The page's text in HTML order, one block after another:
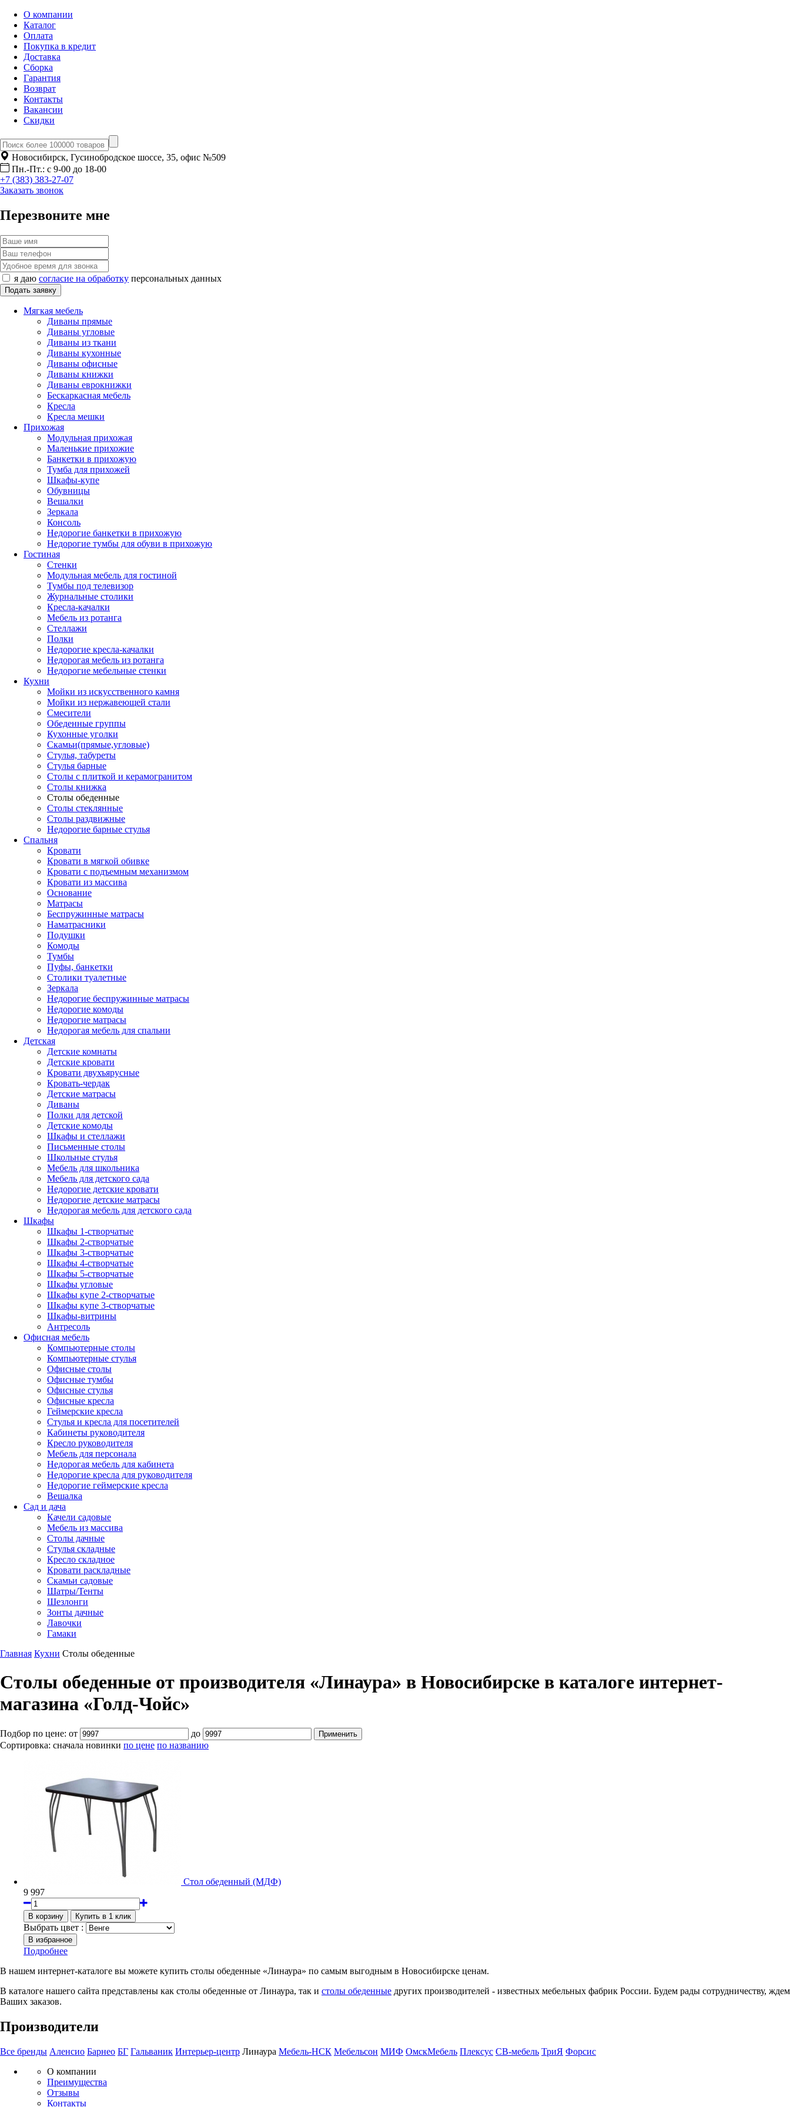
О компании
Каталог
Оплата
Покупка в кредит
Доставка
Сборка
Гарантия
Возврат
Контакты
Вакансии
Скидки
Новосибирск, Гусинобродское шоссе, 35, офис №509
Пн.-Пт.: с 9-00 до 18-00
+7 (383) 383-27-07
Заказать звонок
Перезвоните мне
я даю согласие на обработку персональных данных
Мягкая мебель
Диваны прямые
Диваны угловые
Диваны из ткани
Диваны кухонные
Диваны офисные
Диваны книжки
Диваны еврокнижки
Бескаркасная мебель
Кресла
Кресла мешки
Прихожая
Модульная прихожая
Маленькие прихожие
Банкетки в прихожую
Тумба для прихожей
Шкафы-купе
Обувницы
Вешалки
Зеркала
Консоль
Недорогие банкетки в прихожую
Недорогие тумбы для обуви в прихожую
Гостиная
Стенки
Модульная мебель для гостиной
Тумбы под телевизор
Журнальные столики
Кресла-качалки
Мебель из ротанга
Стеллажи
Полки
Недорогие кресла-качалки
Недорогая мебель из ротанга
Недорогие мебельные стенки
Кухни
Мойки из искусственного камня
Мойки из нержавеющей стали
Смесители
Обеденные группы
Кухонные уголки
Скамьи(прямые,угловые)
Стулья, табуреты
Стулья барные
Столы с плиткой и керамогранитом
Столы книжка
Столы обеденные
Столы стеклянные
Столы раздвижные
Недорогие барные стулья
Спальня
Кровати
Кровати в мягкой обивке
Кровати с подъемным механизмом
Кровати из массива
Основание
Матрасы
Беспружинные матрасы
Наматрасники
Подушки
Комоды
Тумбы
Пуфы, банкетки
Столики туалетные
Зеркала
Недорогие беспружинные матрасы
Недорогие комоды
Недорогие матрасы
Недорогая мебель для спальни
Детская
Детские комнаты
Детские кровати
Кровати двухъярусные
Кровать-чердак
Детские матрасы
Диваны
Полки для детской
Детские комоды
Шкафы и стеллажи
Письменные столы
Школьные стулья
Мебель для школьника
Мебель для детского сада
Недорогие детские кровати
Недорогие детские матрасы
Недорогая мебель для детского сада
Шкафы
Шкафы 1-створчатые
Шкафы 2-створчатые
Шкафы 3-створчатые
Шкафы 4-створчатые
Шкафы 5-створчатые
Шкафы угловые
Шкафы купе 2-створчатые
Шкафы купе 3-створчатые
Шкафы-витрины
Антресоль
Офисная мебель
Компьютерные столы
Компьютерные стулья
Офисные столы
Офисные тумбы
Офисные стулья
Офисные кресла
Геймерские кресла
Стулья и кресла для посетителей
Кабинеты руководителя
Кресло руководителя
Мебель для персонала
Недорогая мебель для кабинета
Недорогие кресла для руководителя
Недорогие геймерские кресла
Вешалка
Сад и дача
Качели садовые
Мебель из массива
Столы дачные
Стулья складные
Кресло складное
Кровати раскладные
Скамьи садовые
Шатры/Тенты
Шезлонги
Зонты дачные
Лавочки
Гамаки
Главная Кухни Столы обеденные
Столы обеденные от производителя «Линаура» в Новосибирске в каталоге интернет-
магазина «Голд-Чойс»
Подбор по цене: от
до
Сортировка: сначала новинки по цене по названию
Стол обеденный (МДФ)
9 997
Выбрать цвет :
Подробнее
В нашем интернет-каталоге вы можете купить столы обеденные «Линаура» по самым выгодным в Новосибирске ценам.
В каталоге нашего сайта представлены как столы обеденные от Линаура, так и столы обеденные других производителей - известных мебельных фабрик России. Будем рады сотрудничеству, ждем
Ваших заказов.
Производители
Все бренды Аленсио Барнео БГ Гальваник Интерьер-центр Линаура Мебель-НСК Мебельсон МИФ ОмскМебель Плексус СВ-мебель ТриЯ Форсис
О компании
Преимущества
Отзывы
Контакты